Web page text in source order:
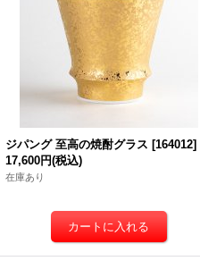
ジパング 至高の焼酎グラス [164012]
17,600円(税込)
在庫あり